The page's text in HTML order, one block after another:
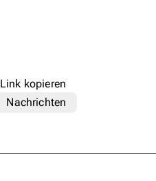
Link kopieren
Nachrichten